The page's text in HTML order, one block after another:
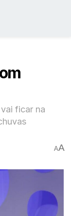
ficar na
AA